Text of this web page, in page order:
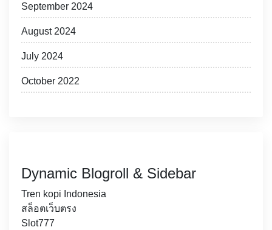
September 2024
August 2024
July 2024
October 2022
Dynamic Blogroll & Sidebar
Tren kopi Indonesia
สล็อตเว็บตรง
Slot777